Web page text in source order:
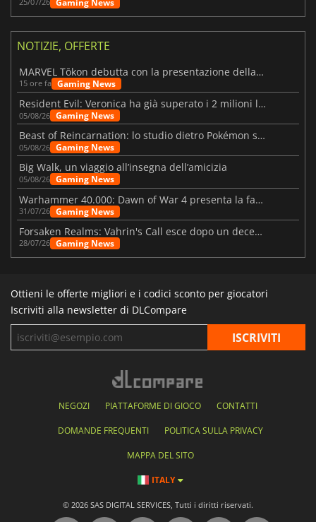
NOTIZIE, OFFERTE
MARVEL Tōkon debutta con la presentazione della roadmap per il primo anno
15 ore fa Gaming News
Resident Evil: Veronica ha già superato i 2 milioni liste dei desideri
05/08/26 Gaming News
Beast of Reincarnation: lo studio dietro Pokémon su una nuova strada
05/08/26 Gaming News
Big Walk, un viaggio all’insegna dell’amicizia
05/08/26 Gaming News
Warhammer 40.000: Dawn of War 4 presenta la fazione dei Necron
31/07/26 Gaming News
Forsaken Realms: Vahrin's Call esce dopo un decennio di sviluppo
28/07/26 Gaming News
Ottieni le offerte migliori e i codici sconto per giocatori
Iscriviti alla newsletter di DLCompare
NEGOZI PIATTAFORME DI GIOCO CONTATTI
DOMANDE FREQUENTI POLITICA SULLA PRIVACY
MAPPA DEL SITO
ITALY
© 2026 SAS DIGITAL SERVICES, Tutti i diritti riservati.